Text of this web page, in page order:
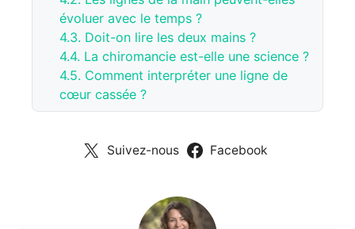
évoluer avec le temps ?
4.3. Doit-on lire les deux mains ?
4.4. La chiromancie est-elle une science ?
4.5. Comment interpréter une ligne de
cœur cassée ?
Suivez-nous Facebook